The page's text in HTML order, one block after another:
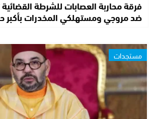
فرقة محاربة العصابات للشرطة
ضد مروجي ومستهلكي المخدرات
مستجدات